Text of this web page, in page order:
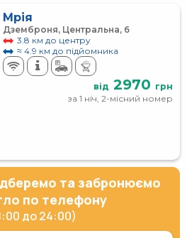
Мрія
Дземброня, Центральна, 6
3.8 км до центру
≈ 4.9 км до підйомника
від 2970 грн
за 1 ніч, 2-місний номер
та забронюємо
по телефону
до 24:00)